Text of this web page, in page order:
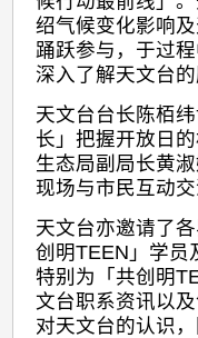
绍气候变化影响
踊跃参与，于过
深入了解天文台的
天文台台长陈栢
长」把握开放日
生态局副局长黄
现场与市民互动交
天文台亦邀请了
创明TEEN」学员
特别为「共创明
文台职系资讯以
对天文台的认识